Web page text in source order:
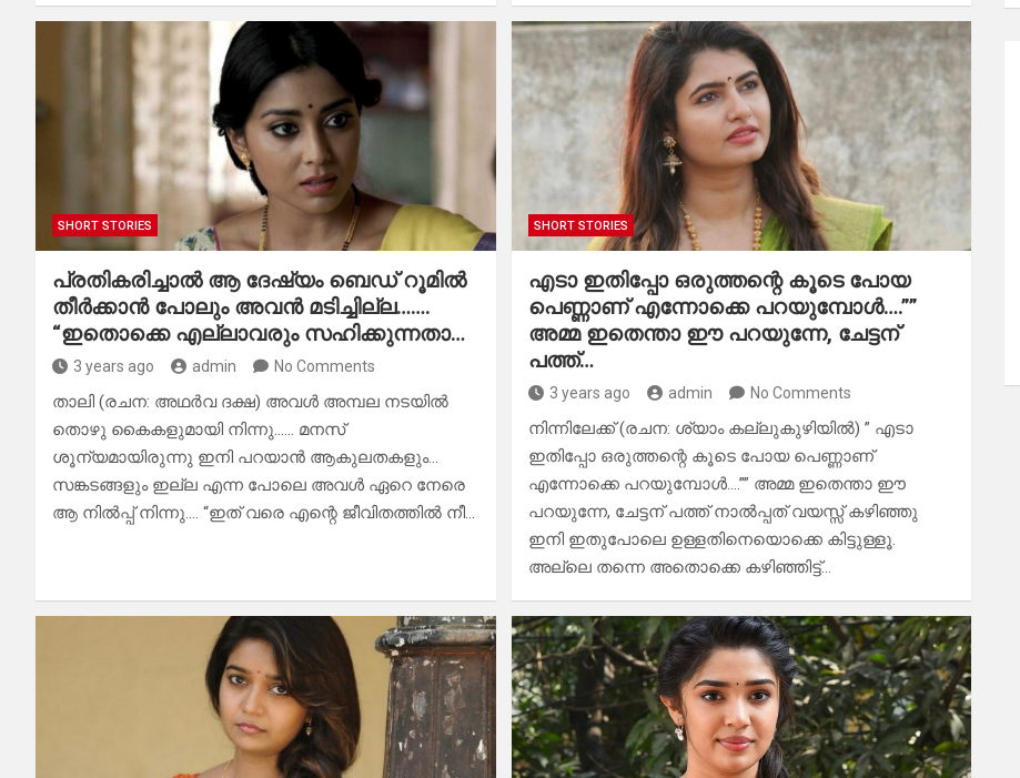
SHORT STORIES
പ്രതികരിച്ചാൽ ആ ദേഷ്യം ബെഡ് റൂമിൽ
തീർക്കാൻ പോലും അവൻ മടിച്ചില്ല…….
“ഇതൊക്കെ എല്ലാവരും സഹിക്കുന്നതാ…
3 years ago admin No Comments
താലി (രചന: അഥർവ ദക്ഷ) അവൾ അമ്പല നടയിൽ
തൊഴു കൈകളുമായി നിന്നു…… മനസ്
ശൂന്യമായിരുന്നു ഇനി പറയാൻ ആകുലതകളും…
സങ്കടങ്ങളും ഇല്ല എന്ന പോലെ അവൾ ഏറെ നേരെ
ആ നിൽപ്പ് നിന്നു…. “ഇത് വരെ എന്റെ ജീവിതത്തിൽ നീ…
SHORT STORIES
എടാ ഇതിപ്പോ ഒരുത്തന്റെ കൂടെ പോയ
പെണ്ണാണ് എന്നോക്കെ പറയുമ്പോൾ….””
അമ്മ ഇതെന്താ ഈ പറയുന്നേ, ചേട്ടന്
പത്ത്…
3 years ago admin No Comments
നിന്നിലേക്ക്‌ (രചന: ശ്യാം കല്ലുകുഴിയിൽ) ” എടാ
ഇതിപ്പോ ഒരുത്തന്റെ കൂടെ പോയ പെണ്ണാണ്
എന്നോക്കെ പറയുമ്പോൾ….”” അമ്മ ഇതെന്താ ഈ
പറയുന്നേ, ചേട്ടന് പത്ത് നാൽപ്പത് വയസ്സ് കഴിഞ്ഞു
ഇനി ഇതുപോലെ ഉള്ളതിനെയൊക്കെ കിട്ടുള്ളൂ.
അല്ലെ തന്നെ അതൊക്കെ കഴിഞ്ഞിട്ട്…